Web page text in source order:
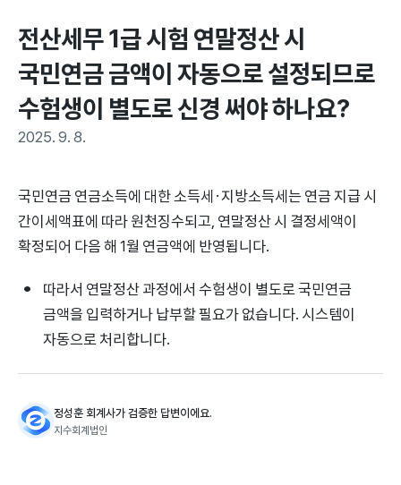
전산세무 1급 시험 연말정산 시
국민연금 금액이 자동으로 설정되므로
수험생이 별도로 신경 써야 하나요?
2025. 9. 8.
국민연금 연금소득에 대한 소득세·지방소득세는 연금 지급 시
간이세액표에 따라 원천징수되고, 연말정산 시 결정세액이
확정되어 다음 해 1월 연금액에 반영됩니다.
따라서 연말정산 과정에서 수험생이 별도로 국민연금
금액을 입력하거나 납부할 필요가 없습니다. 시스템이
자동으로 처리합니다.
정성훈 회계사가 검증한 답변이에요.
지수회계법인